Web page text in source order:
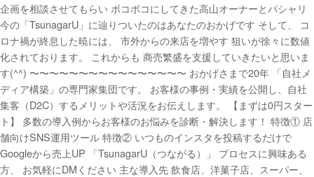
企画を相談させてもらい ボコボコにしてきた高山オーナーとパシャリ
今の「TsunagarU」に辿りついたのはあなたのおかげです そして、 コ
ロナ禍が終息した暁には、 市外からの来店を増やす️ 狙いが徐々に数値
化されております。 これからも 商売繁盛を支援していきたいと思いま
す(^^) 〜〜〜〜〜〜〜〜〜〜〜〜〜〜〜〜 おかげさまで20年 「自社メ
ディア構築」の専門家集団です。 お客様の事例・実績を公開し、自社
集客（D2C）するメリットや活況をお伝えします。 【まずは0円スター
ト】 多数の導入例からお客様のお悩みを診断・解決します！ 特徴① 店
舗向けSNS運用ツール 特徴② いつものインスタを投稿するだけで
Googleから売上UP 「TsunagarU（つながる）」 プロセスに興味ある
方、 お気軽にDMください 主な導入先 飲食店、洋菓子店、スーパー、